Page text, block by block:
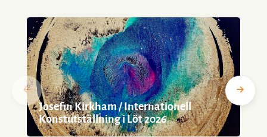
Josefin Kirkham / Internationell
Konstutställning i Löt 2026